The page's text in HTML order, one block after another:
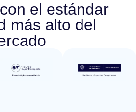
el estándar
más alto del